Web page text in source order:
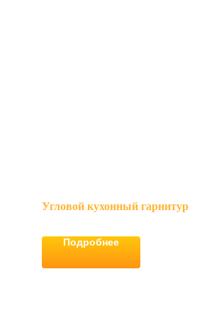
Угловой кухонный гарнитур
Подробнее